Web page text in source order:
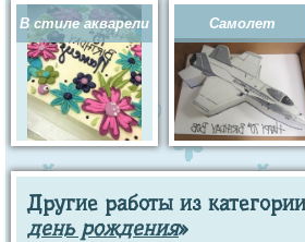
В стиле акварели Самолет
Другие работы из
день рождения»